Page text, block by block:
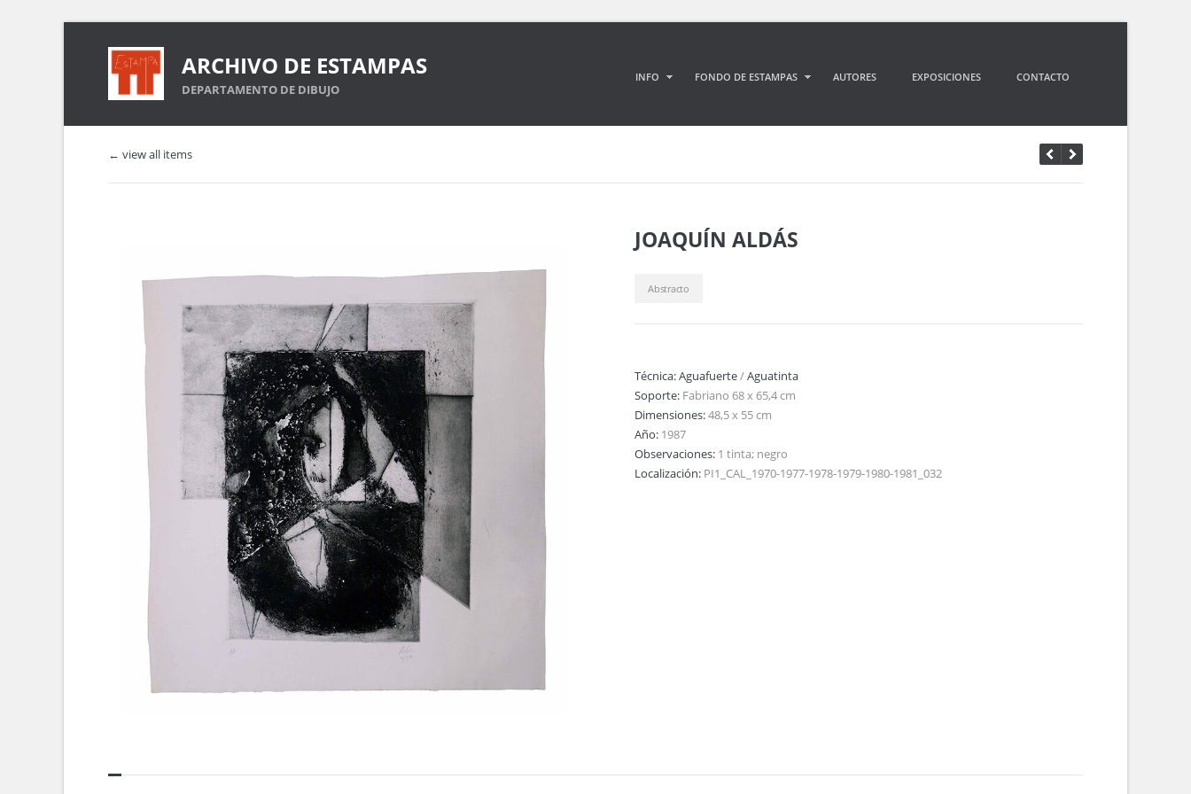
ARCHIVO DE ESTAMPAS
DEPARTAMENTO DE DIBUJO
INFO FONDO DE ESTAMPAS AUTORES EXPOSICIONES CONTACTO
← view all items
JOAQUÍN ALDÁS
Abstracto
Técnica:Aguafuerte/Aguatinta
Soporte: Fabriano 68 x 65,4 cm
Dimensiones:48,5 x 55 cm
Año: 1987
Observaciones: 1 tinta; negro
Localización: PI1_CAL_1970-1977-1978-1979-1980-1981_032